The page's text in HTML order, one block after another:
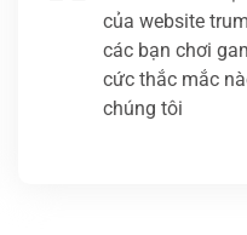
của website
các bạn chơi
cức thắc mắc
chúng tôi